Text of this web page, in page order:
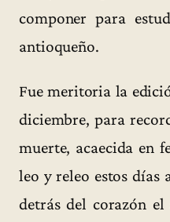
componer para
antioqueño.
Fue meritoria la
diciembre, para
muerte, acaecida en
leo y releo estos días
detrás del corazón